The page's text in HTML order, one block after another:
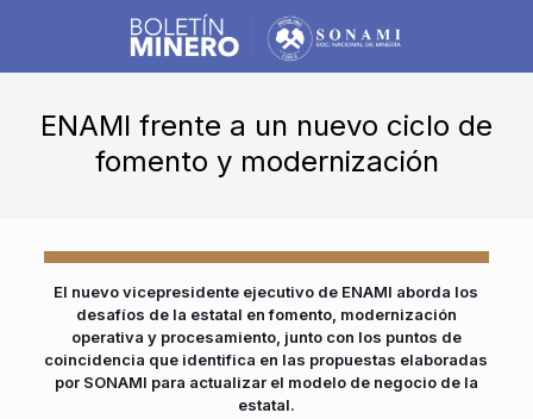
ENAMI frente a un nuevo ciclo de
fomento y modernización
El nuevo vicepresidente ejecutivo de ENAMI aborda los
desafíos de la estatal en fomento, modernización
operativa y procesamiento, junto con los puntos de
coincidencia que identifica en las propuestas elaboradas
por SONAMI para actualizar el modelo de negocio de la
estatal.